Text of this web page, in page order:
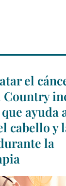
el
ayuda
cabello y
la